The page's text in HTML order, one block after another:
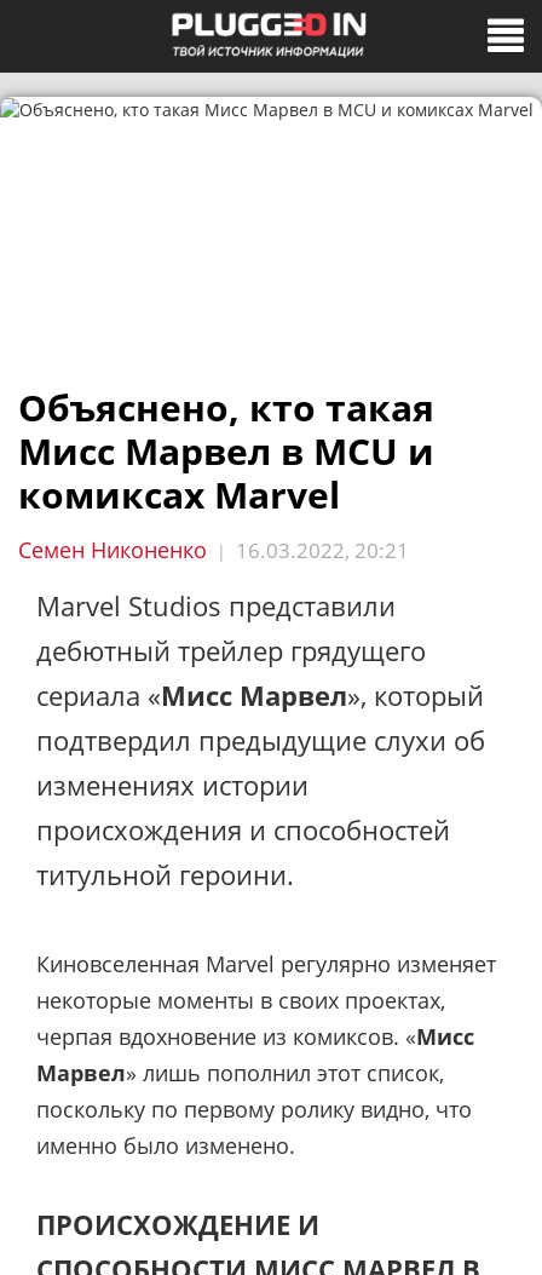
Объяснено, кто такая
Мисс Марвел в MCU и
комиксах Marvel
Семен Никоненко | 16.03.2022, 20:21
Marvel Studios представили
дебютный трейлер грядущего
сериала «Мисс Марвел», который
подтвердил предыдущие слухи об
изменениях истории
происхождения и способностей
титульной героини.
Киновселенная Marvel регулярно изменяет
некоторые моменты в своих проектах,
черпая вдохновение из комиксов. «Мисс
Марвел» лишь пополнил этот список,
поскольку по первому ролику видно, что
именно было изменено.
ПРОИСХОЖДЕНИЕ И